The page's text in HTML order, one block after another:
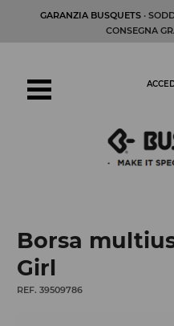
GARANZIA BUSQUETS·
CONSEGNA
Borsa
Girl
REF. 39509786